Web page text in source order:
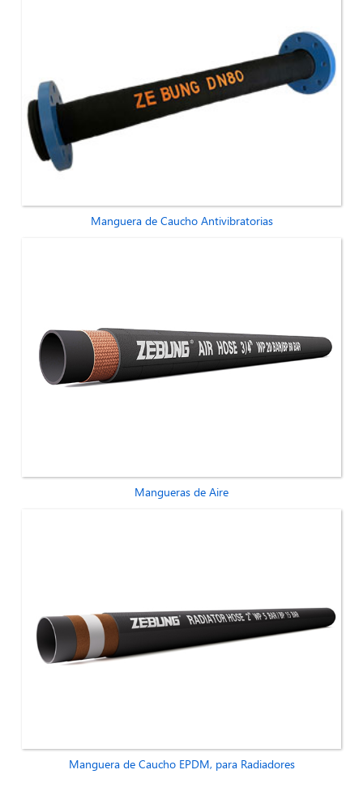
Manguera de Caucho Antivibratorias
Mangueras de Aire
Manguera de Caucho EPDM, para Radiadores